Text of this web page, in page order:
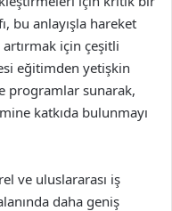
bu anlayışla hareket
için çeşitli
eğitimden yetişkin
programlar sunarak,
katkıda bulunmayı
ve uluslararası iş
daha geniş